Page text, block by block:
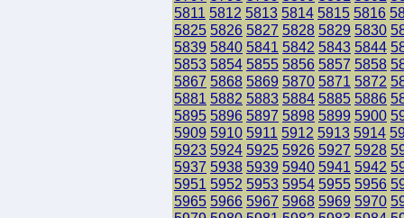
5811 5812 5813 5814 5815 5816
5825 5826 5827 5828 5829 5830
5839 5840 5841 5842 5843 5844
5853 5854 5855 5856 5857 5858
5867 5868 5869 5870 5871 5872
5881 5882 5883 5884 5885 5886
5895 5896 5897 5898 5899 5900
5909 5910 5911 5912 5913 5914
5923 5924 5925 5926 5927 5928
5937 5938 5939 5940 5941 5942
5951 5952 5953 5954 5955 5956
5965 5966 5967 5968 5969 5970